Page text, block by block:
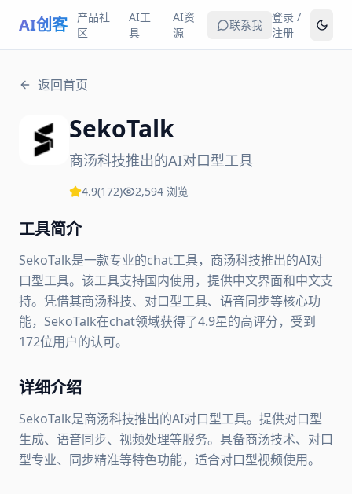
AI创客
产品社
区
AI工
具
AI资
源
联系我
登录 /
注册
返回首页
SekoTalk
商汤科技推出的AI对口型工具
4.9(172) 2,594 浏览
工具简介
SekoTalk是一款专业的chat工具，商汤科技推出的AI对
口型工具。该工具支持国内使用，提供中文界面和中文支
持。凭借其商汤科技、对口型工具、语音同步等核心功
能，SekoTalk在chat领域获得了4.9星的高评分，受到
172位用户的认可。
详细介绍
SekoTalk是商汤科技推出的AI对口型工具。提供对口型
生成、语音同步、视频处理等服务。具备商汤技术、对口
型专业、同步精准等特色功能，适合对口型视频使用。